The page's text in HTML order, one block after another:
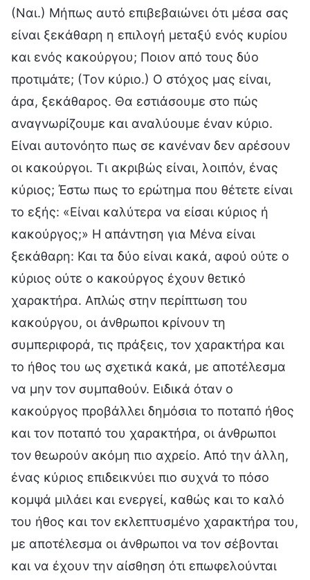
(Ναι.) Μήπως αυτό επιβεβαιώνει ότι μέσα σας
είναι ξεκάθαρη η επιλογή μεταξύ ενός κυρίου
και ενός κακούργου; Ποιον από τους δύο
προτιμάτε; (Τον κύριο.) Ο στόχος μας είναι,
άρα, ξεκάθαρος. Θα εστιάσουμε στο πώς
αναγνωρίζουμε και αναλύουμε έναν κύριο.
Είναι αυτονόητο πως σε κανέναν δεν αρέσουν
οι κακούργοι. Τι ακριβώς είναι, λοιπόν, ένας
κύριος; Έστω πως το ερώτημα που θέτετε είναι
το εξής: «Είναι καλύτερα να είσαι κύριος ή
κακούργος;» Η απάντηση για Μένα είναι
ξεκάθαρη: Και τα δύο είναι κακά, αφού ούτε ο
κύριος ούτε ο κακούργος έχουν θετικό
χαρακτήρα. Απλώς στην περίπτωση του
κακούργου, οι άνθρωποι κρίνουν τη
συμπεριφορά, τις πράξεις, τον χαρακτήρα και
το ήθος του ως σχετικά κακά, με αποτέλεσμα
να μην τον συμπαθούν. Ειδικά όταν ο
κακούργος προβάλλει δημόσια το ποταπό ήθος
και τον ποταπό του χαρακτήρα, οι άνθρωποι
τον θεωρούν ακόμη πιο αχρείο. Από την άλλη,
ένας κύριος επιδεικνύει πιο συχνά το πόσο
κομψά μιλάει και ενεργεί, καθώς και το καλό
του ήθος και τον εκλεπτυσμένο χαρακτήρα του,
με αποτέλεσμα οι άνθρωποι να τον σέβονται
και να έχουν την αίσθηση ότι επωφελούνται